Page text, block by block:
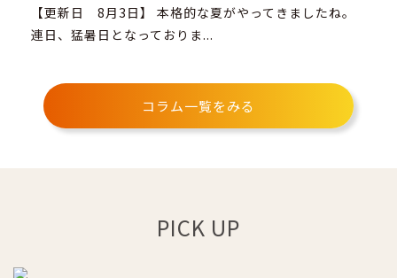
【更新日 8月3日】 本格的な夏がやってきましたね。
連日、猛暑日となっておりま...
コラム一覧をみる
PICK UP